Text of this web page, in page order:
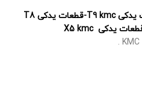
فروشگاه آقای یدک، خرید قطعات یدکی T9 kmc-قطعات یدکی T8